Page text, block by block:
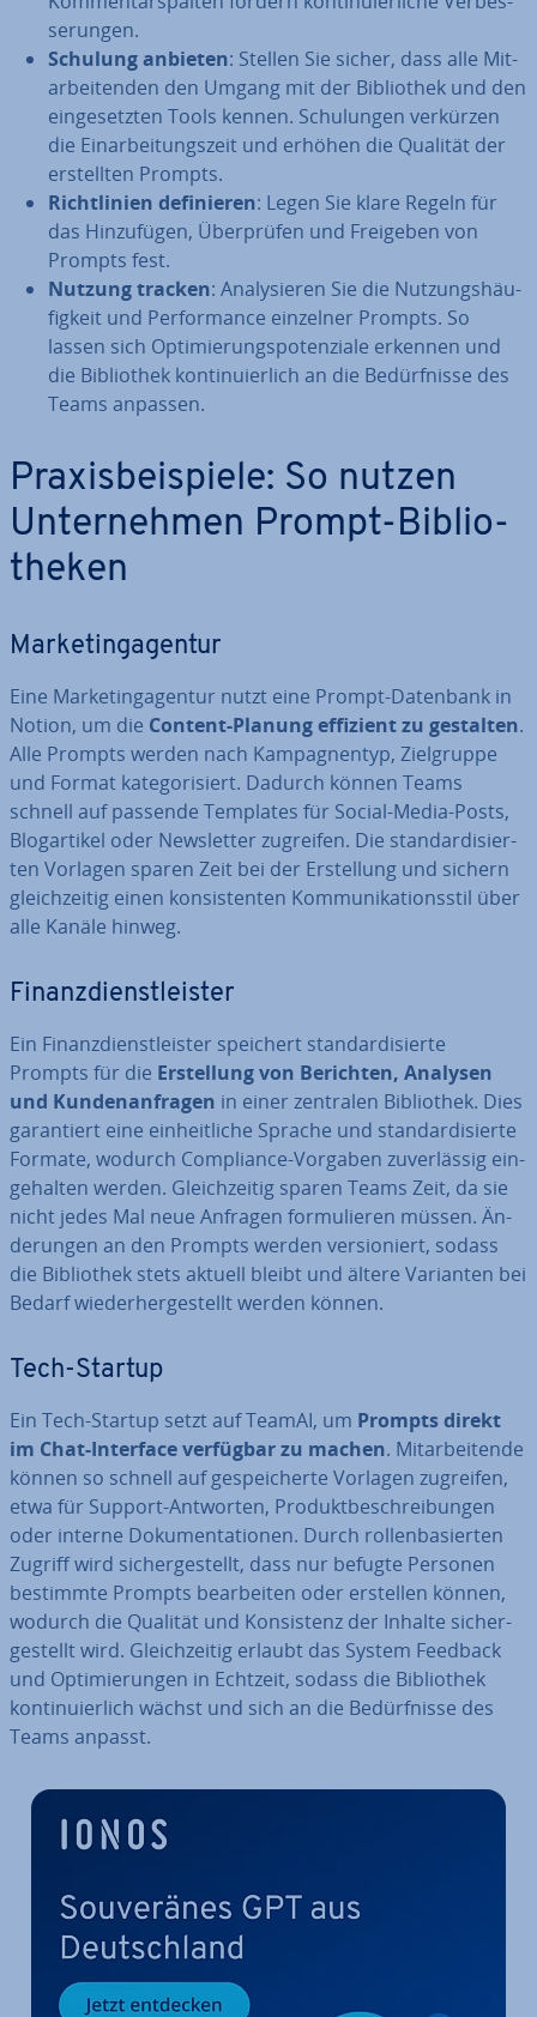
se­run­gen.
Schulung anbieten: Stellen Sie sicher, dass alle Mit­
ar­bei­ten­den den Umgang mit der Bi­blio­thek und den
ein­ge­setz­ten Tools kennen. Schu­lun­gen verkürzen
die Ein­ar­bei­tungs­zeit und erhöhen die Qualität der
er­stell­ten Prompts.
Richt­li­ni­en de­fi­nie­ren: Legen Sie klare Regeln für
das Hin­zu­fü­gen, Über­prü­fen und Freigeben von
Prompts fest.
Nutzung tracken: Ana­ly­sie­ren Sie die Nut­zungs­häu­
fig­keit und Per­for­mance einzelner Prompts. So
lassen sich Op­ti­mie­rungs­po­ten­zia­le erkennen und
die Bi­blio­thek kon­ti­nu­ier­lich an die Be­dürf­nis­se des
Teams anpassen.
Pra­xis­bei­spie­le: So nutzen
Un­ter­neh­men Prompt-Bi­blio­
the­ken
Mar­ke­ting­agen­tur
Eine Mar­ke­ting­agen­tur nutzt eine Prompt-Datenbank in
Notion, um die Content-Planung effizient zu gestalten.
Alle Prompts werden nach Kam­pagn­en­typ, Ziel­grup­pe
und Format ka­te­go­ri­siert. Dadurch können Teams
schnell auf passende Templates für Social-Media-Posts,
Blog­ar­ti­kel oder News­let­ter zugreifen. Die stan­dar­di­sier­
ten Vorlagen sparen Zeit bei der Er­stel­lung und sichern
gleich­zei­tig einen kon­sis­ten­ten Kom­mu­ni­ka­ti­ons­stil über
alle Kanäle hinweg.
Fi­nanz­dienst­leis­ter
Ein Fi­nanz­dienst­leis­ter speichert stan­dar­di­sier­te
Prompts für die Er­stel­lung von Berichten, Analysen
und Kun­den­an­fra­gen in einer zentralen Bi­blio­thek. Dies
ga­ran­tiert eine ein­heit­li­che Sprache und stan­dar­di­sier­te
Formate, wodurch Com­pli­ance-Vorgaben zu­ver­läs­sig ein­
ge­hal­ten werden. Gleich­zei­tig sparen Teams Zeit, da sie
nicht jedes Mal neue Anfragen for­mu­lie­ren müssen. Än­
de­run­gen an den Prompts werden ver­sio­niert, sodass
die Bi­blio­thek stets aktuell bleibt und ältere Varianten bei
Bedarf wie­der­her­ge­stellt werden können.
Tech-Startup
Ein Tech-Startup setzt auf TeamAI, um Prompts direkt
im Chat-Interface verfügbar zu machen. Mit­ar­bei­ten­de
können so schnell auf ge­spei­cher­te Vorlagen zugreifen,
etwa für Support-Antworten, Pro­dukt­be­schrei­bun­gen
oder interne Do­ku­men­ta­tio­nen. Durch rol­len­ba­sier­ten
Zugriff wird si­cher­ge­stellt, dass nur befugte Personen
bestimmte Prompts be­ar­bei­ten oder erstellen können,
wodurch die Qualität und Kon­sis­tenz der Inhalte si­cher­
ge­stellt wird. Gleich­zei­tig erlaubt das System Feedback
und Op­ti­mie­run­gen in Echtzeit, sodass die Bi­blio­thek
kon­ti­nu­ier­lich wächst und sich an die Be­dürf­nis­se des
Teams anpasst.